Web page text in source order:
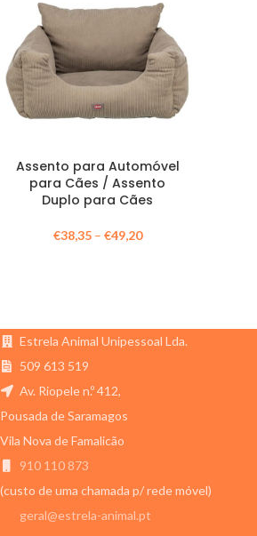
Assento para Automóvel
para Cães / Assento
Duplo para Cães
€38,35– €49,20
Estrela Animal Unipessoal Lda.
509 613 519
Av. Riopele n.º 412,
Pousada de Saramagos
Vila Nova de Famalicão
910 110 873
(custo de uma chamada p/ rede móvel)
geral@estrela-animal.pt